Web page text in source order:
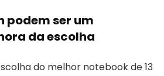
podem ser um
da escolha
do melhor notebook de 13